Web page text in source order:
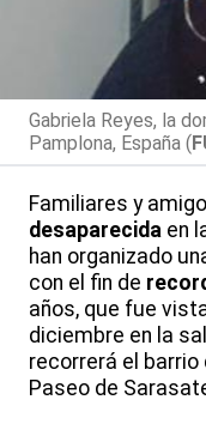
Gabriela Reyes, la
Pamplona, España (
Familiares y
desaparecida en
han organizado
con el fin de
años, que fue
diciembre en la
recorrerá el barrio
Paseo de